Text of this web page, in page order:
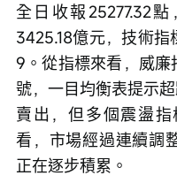
全日收報25277.32
3425.18億元，技術
9。從指標來看，威
號，一目均衡表提示
賣出，但多個震盪
看，市場經過連續調
正在逐步積累。